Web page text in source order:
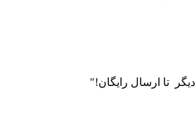
دیگر تا ارسال رایگان!"